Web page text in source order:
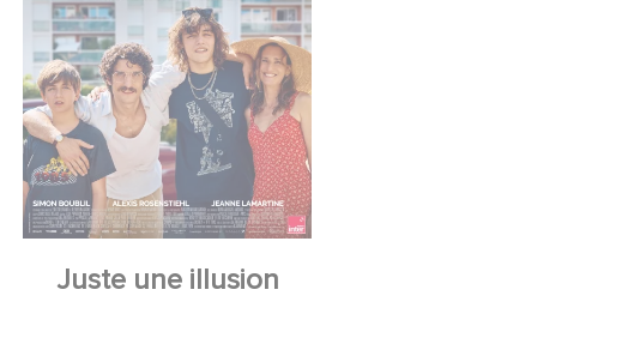
Juste une illusion